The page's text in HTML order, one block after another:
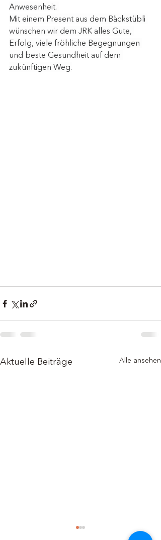
Anwesenheit.
Mit einem Present aus dem Bäckstübli
wünschen wir dem JRK alles Gute,
Erfolg, viele fröhliche Begegnungen
und beste Gesundheit auf dem
zukünftigen Weg.
Aktuelle Beiträge Alle ansehen